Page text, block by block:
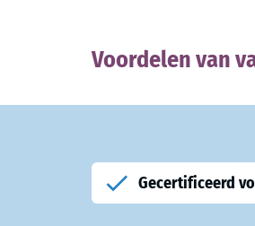
Voordelen van
Gecertificeerd